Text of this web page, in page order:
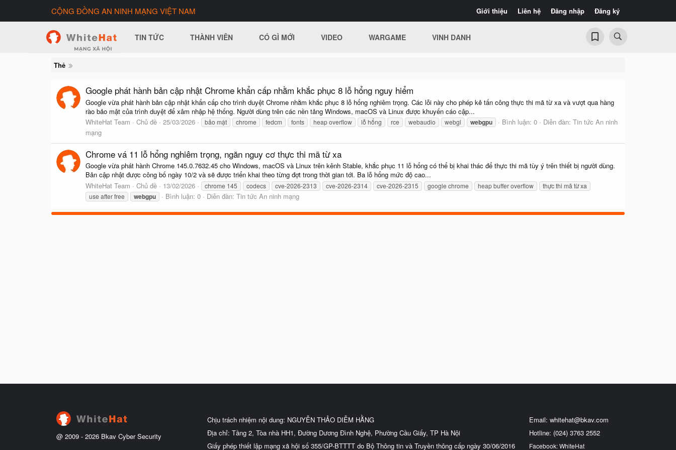
Giới thiệu Liên hệ Đăng nhập Đăng ký
CỘNG ĐỒNG AN NINH MẠNG VIỆT NAM
TIN TỨC THÀNH VIÊN CÓ GÌ MỚI VIDEO WARGAME VINH DANH
Thẻ
Google phát hành bản cập nhật Chrome khẩn cấp nhằm khắc phục 8 lỗ hổng nguy hiểm
Google vừa phát hành bản cập nhật khẩn cấp cho trình duyệt Chrome nhằm khắc phục 8 lỗ hổng nghiêm trọng. Các lỗi này cho phép kẻ tấn công thực thi mã từ xa và vượt qua hàng
rào bảo mật của trình duyệt để xâm nhập hệ thống. Người dùng trên các nền tảng Windows, macOS và Linux được khuyến cáo cập...
WhiteHat Team
Chủ đề 25/03/2026 bảo mật chrome fedcm fonts heap overflow lỗ hổng rce webaudio webgl webgpu Bình luận: 0 Diễn đàn: Tin tức An ninh
mạng
Chrome vá 11 lỗ hổng nghiêm trọng, ngăn nguy cơ thực thi mã từ xa
Google vừa phát hành Chrome 145.0.7632.45 cho Windows, macOS và Linux trên kênh Stable, khắc phục 11 lỗ hổng có thể bị khai thác để thực thi mã tùy ý trên thiết bị người dùng.
Bản cập nhật được công bố ngày 10/2 và sẽ được triển khai theo từng đợt trong thời gian tới. Ba lỗ hổng mức độ cao...
WhiteHat Team
Chủ đề 13/02/2026 chrome 145 codecs cve-2026-2313 cve-2026-2314 cve-2026-2315 google chrome heap buffer overflow
thực thi mã từ xa
use after free
webgpu Bình luận: 0 Diễn đàn: Tin tức An ninh mạng
@ 2009 - 2026 Bkav Cyber Security
Chịu trách nhiệm nội dung: NGUYỄN THẢO DIỄM HẰNG
Địa chỉ: Tầng 2, Tòa nhà HH1, Đường Dương Đình Nghệ, Phường Cầu Giấy, TP Hà Nội
Giấy phép thiết lập mạng xã hội số 355/GP-BTTTT do Bộ Thông tin và Truyền thông cấp ngày 30/06/2016
Email: whitehat@bkav.com
Hotline: (024) 3763 2552
Facebook: WhiteHat